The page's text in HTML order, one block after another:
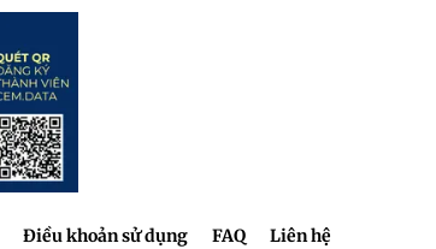
Điều khoản sử dụng FAQ Liên hệ